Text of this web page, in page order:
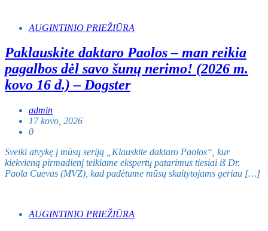
AUGINTINIO PRIEŽIŪRA
Paklauskite daktaro Paolos – man reikia
pagalbos dėl savo šunų nerimo! (2026 m.
kovo 16 d.) – Dogster
admin
17 kovo, 2026
0
Sveiki atvykę į mūsų seriją „Klauskite daktaro Paolos“, kur
kiekvieną pirmadienį teikiame ekspertų patarimus tiesiai iš Dr.
Paola Cuevas (MVZ), kad padėtume mūsų skaitytojams geriau […]
AUGINTINIO PRIEŽIŪRA